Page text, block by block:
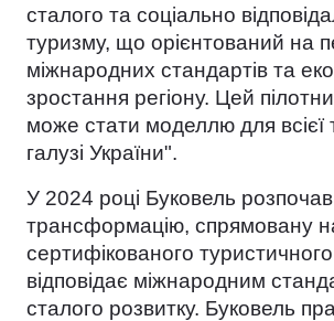
сталого та соціально
туризму, що орієнтований на
міжнародних стандартів та
зростання регіону. Цей
може стати моделлю для всієї
галузі України".
У 2024 році Буковель
трансформацію, спрямовану
сертифікованого
відповідає міжнародним
сталого розвитку. Буковель